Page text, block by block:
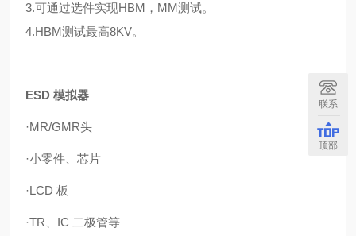
3.可通过选件实现HBM，MM测试。
4.HBM测试最高8KV。
ESD 模拟器
·MR/GMR头
·小零件、芯片
·LCD 板
·TR、IC 二极管等
联系
顶部